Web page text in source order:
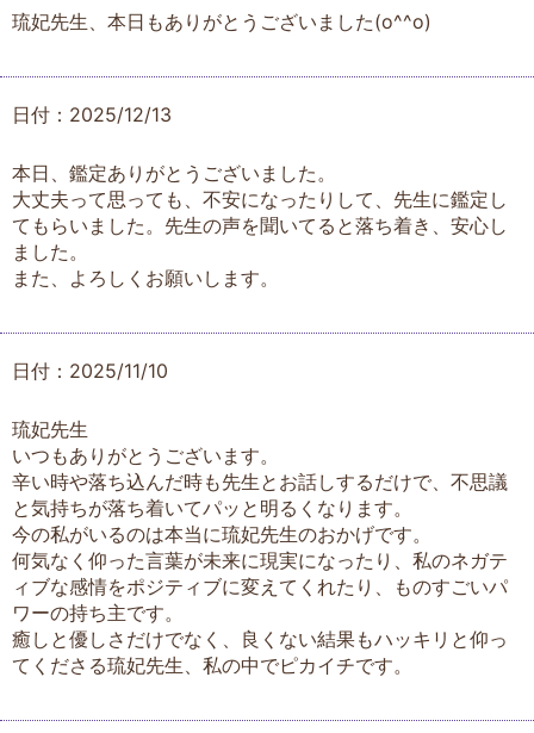
琉妃先生、本日もありがとうございました(o^^o)
日付：2025/12/13
本日、鑑定ありがとうございました。
大丈夫って思っても、不安になったりして、先生に鑑定し
てもらいました。先生の声を聞いてると落ち着き、安心し
ました。
また、よろしくお願いします。
日付：2025/11/10
琉妃先生
いつもありがとうございます。
辛い時や落ち込んだ時も先生とお話しするだけで、不思議
と気持ちが落ち着いてパッと明るくなります。
今の私がいるのは本当に琉妃先生のおかげです。
何気なく仰った言葉が未来に現実になったり、私のネガテ
ィブな感情をポジティブに変えてくれたり、ものすごいパ
ワーの持ち主です。
癒しと優しさだけでなく、良くない結果もハッキリと仰っ
てくださる琉妃先生、私の中でピカイチです。